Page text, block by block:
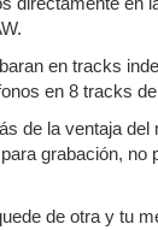
en tracks
en 8 tracks
de la ventaja
grabación, no
de otra y tu